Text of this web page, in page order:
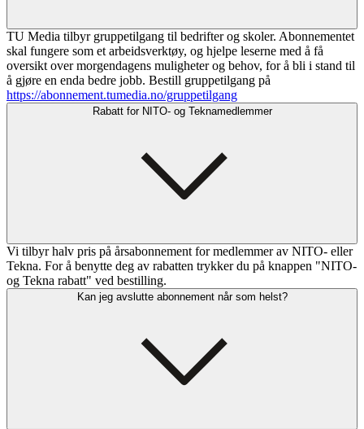
TU Media tilbyr gruppetilgang til bedrifter og skoler. Abonnementet
skal fungere som et arbeidsverktøy, og hjelpe leserne med å få
oversikt over morgendagens muligheter og behov, for å bli i stand til
å gjøre en enda bedre jobb. Bestill gruppetilgang på
https://abonnement.tumedia.no/gruppetilgang
Rabatt for NITO- og Teknamedlemmer
Vi tilbyr halv pris på årsabonnement for medlemmer av NITO- eller
Tekna. For å benytte deg av rabatten trykker du på knappen "NITO-
og Tekna rabatt" ved bestilling.
Kan jeg avslutte abonnement når som helst?